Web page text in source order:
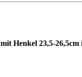
Henkel 23,5-